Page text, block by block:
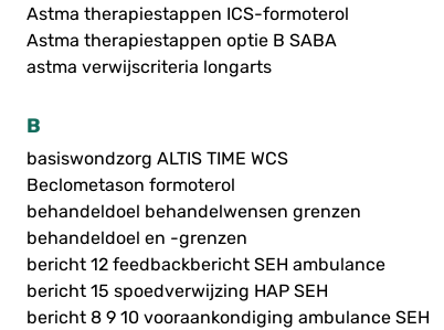
Astma therapiestappen ICS-formoterol
Astma therapiestappen optie B SABA
astma verwijscriteria longarts
B
basiswondzorg ALTIS TIME WCS
Beclometason formoterol
behandeldoel behandelwensen grenzen
behandeldoel en -grenzen
bericht 12 feedbackbericht SEH ambulance
bericht 15 spoedverwijzing HAP SEH
bericht 8 9 10 vooraankondiging ambulance SEH